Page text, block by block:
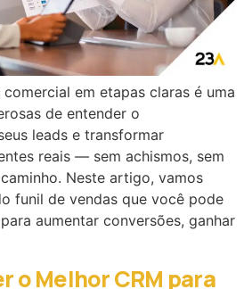
em etapas claras é uma
de entender o
leads e transformar
reais — sem achismos, sem
Neste artigo, vamos
funil de vendas que você pode
aumentar conversões, ganhar
o Melhor CRM para